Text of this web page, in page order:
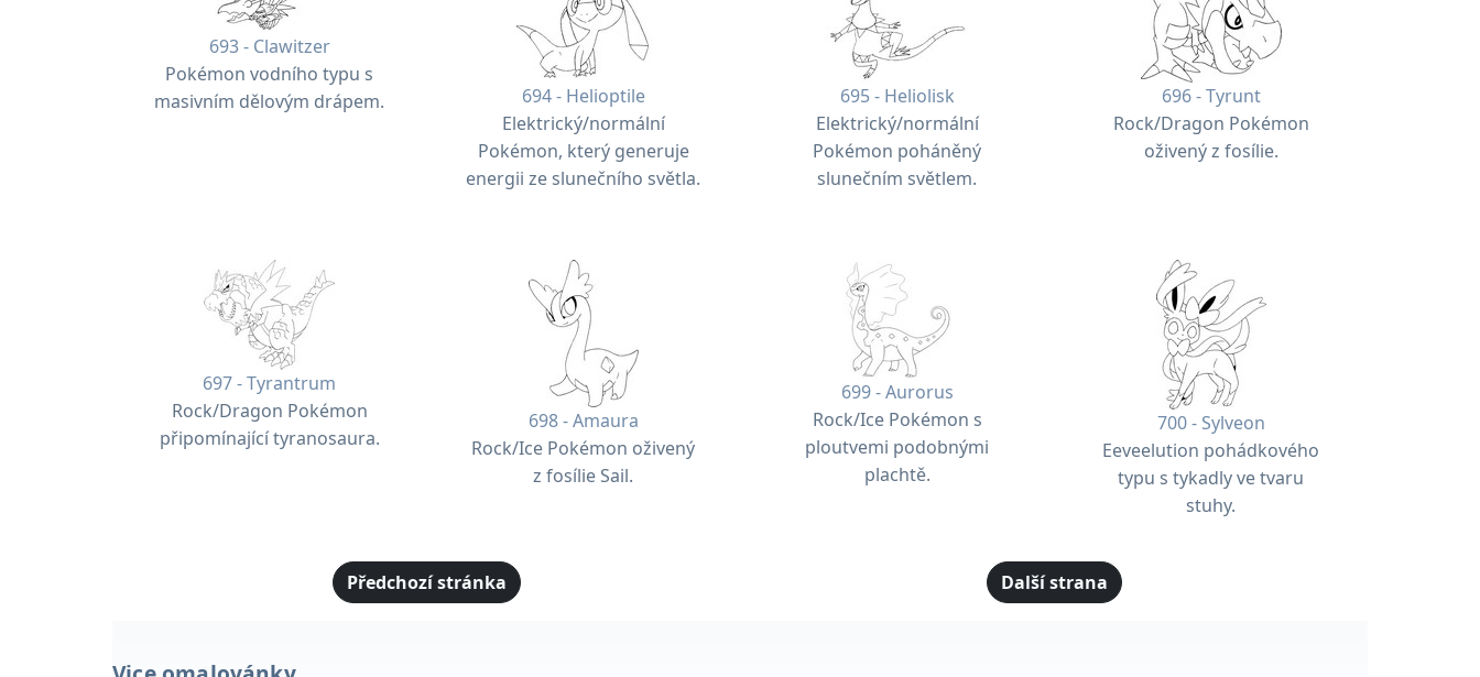
693 - Clawitzer
Pokémon vodního typu s
masivním dělovým drápem.
694 - Helioptile
Elektrický/normální
Pokémon, který generuje
energii ze slunečního světla.
695 - Heliolisk
Elektrický/normální
Pokémon poháněný
slunečním světlem.
696 - Tyrunt
Rock/Dragon Pokémon
oživený z fosílie.
697 - Tyrantrum
Rock/Dragon Pokémon
připomínající tyranosaura.
698 - Amaura
Rock/Ice Pokémon oživený
z fosílie Sail.
699 - Aurorus
Rock/Ice Pokémon s
ploutvemi podobnými
plachtě.
700 - Sylveon
Eeveelution pohádkového
typu s tykadly ve tvaru
stuhy.
Předchozí stránka Další strana